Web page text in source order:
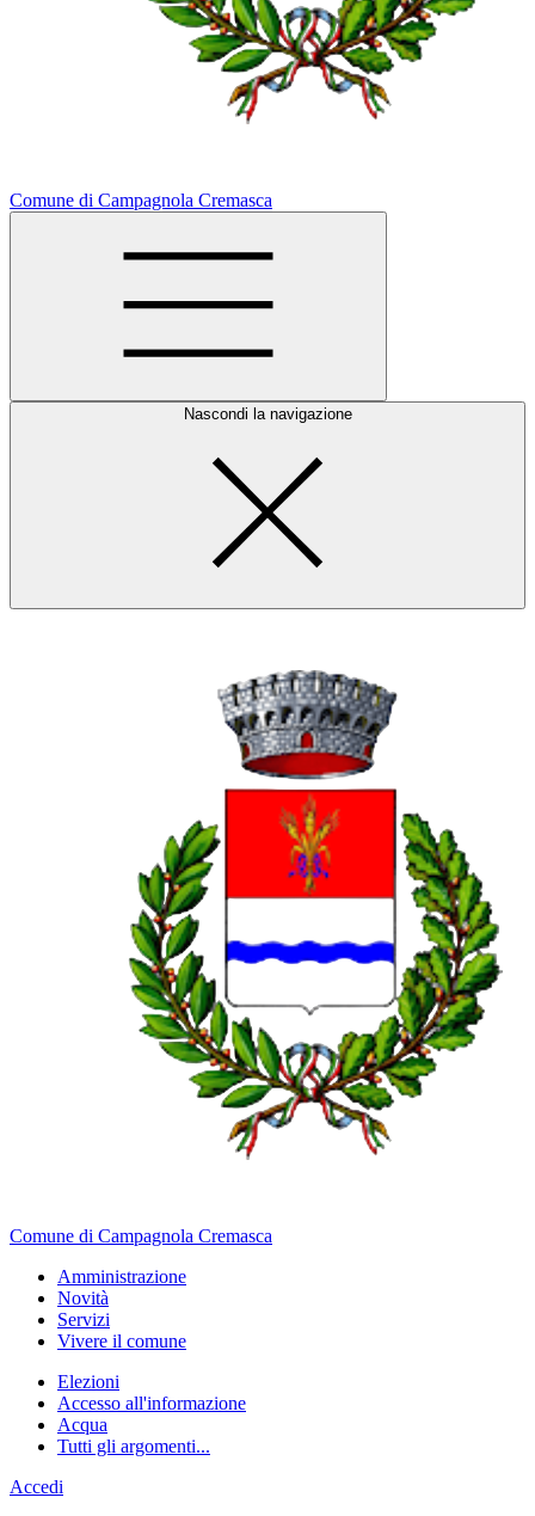
Comune di Campagnola Cremasca
Nascondi la navigazione
Comune di Campagnola Cremasca
Amministrazione
Novità
Servizi
Vivere il comune
Elezioni
Accesso all'informazione
Acqua
Tutti gli argomenti...
Accedi